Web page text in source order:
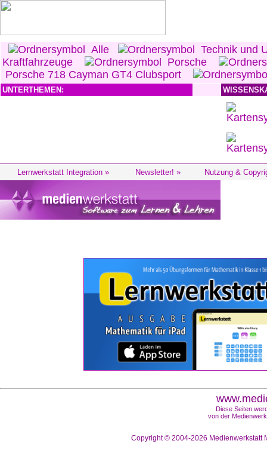
Alle
Technik und
Kraftfahrzeuge
Porsche
Porsche 718 Cayman GT4 Clubsport
UNTERTHEMEN:
Lernwerkstatt Integration » Newsletter! » Nutzung &
Diese Seiten
von der
Copyright © 2004-2026 Medienwerkstatt